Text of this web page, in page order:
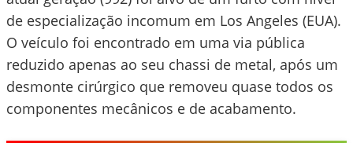
de especialização incomum em Los Angeles (EUA).
O veículo foi encontrado em uma via pública
reduzido apenas ao seu chassi de metal, após um
desmonte cirúrgico que removeu quase todos os
componentes mecânicos e de acabamento.